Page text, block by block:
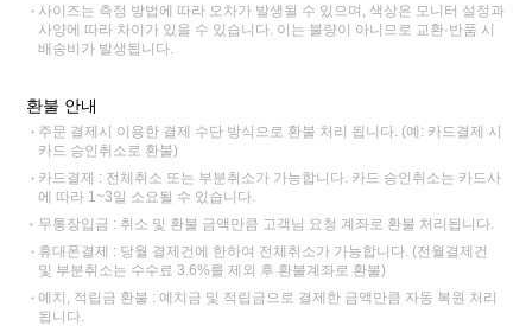
사이즈는 측정 방법에 따라 오차가 발생될 수 있으며, 색상은 모니터 설정과
사양에 따라 차이가 있을 수 있습니다. 이는 불량이 아니므로 교환·반품 시
배송비가 발생됩니다.
환불 안내
주문 결제시 이용한 결제 수단 방식으로 환불 처리 됩니다. (예: 카드결제 시
카드 승인취소로 환불)
카드결제 : 전체취소 또는 부분취소가 가능합니다. 카드 승인취소는 카드사
에 따라 1~3일 소요될 수 있습니다.
무통장입금 : 취소 및 환불 금액만큼 고객님 요청 계좌로 환불 처리됩니다.
휴대폰결제 : 당월 결제건에 한하여 전체취소가 가능합니다. (전월결제건
및 부분취소는 수수료 3.6%를 제외 후 환불계좌로 환불)
예치, 적립금 환불 : 예치금 및 적립금으로 결제한 금액만큼 자동 복원 처리
됩니다.